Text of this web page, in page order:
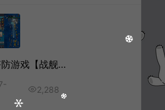
三网H5塔防游戏【战舰下西洋H5】7月最新整理Linux手工服务端+Win一键服务端+解压即玩+简易安卓客户端+详细搭建教程
2,288